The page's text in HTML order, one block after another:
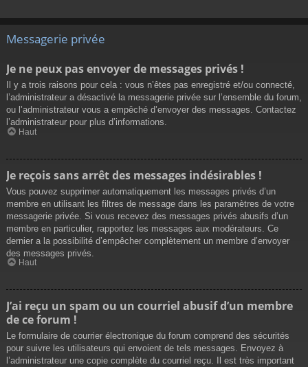
Messagerie privée
Je ne peux pas envoyer de messages privés !
Il y a trois raisons pour cela : vous n’êtes pas enregistré et/ou connecté,
l’administrateur a désactivé la messagerie privée sur l’ensemble du forum,
ou l’administrateur vous a empêché d’envoyer des messages. Contactez
l’administrateur pour plus d’informations.
Haut
Je reçois sans arrêt des messages indésirables !
Vous pouvez supprimer automatiquement les messages privés d’un
membre en utilisant les filtres de message dans les paramètres de votre
messagerie privée. Si vous recevez des messages privés abusifs d’un
membre en particulier, rapportez les messages aux modérateurs. Ce
dernier a la possibilité d’empêcher complètement un membre d’envoyer
des messages privés.
Haut
J’ai reçu un spam ou un courriel abusif d’un membre
de ce forum !
Le formulaire de courrier électronique du forum comprend des sécurités
pour suivre les utilisateurs qui envoient de tels messages. Envoyez à
l’administrateur une copie complète du courriel reçu. Il est très important